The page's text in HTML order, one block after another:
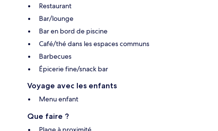
Restaurant
Bar/lounge
Bar en bord de piscine
Café/thé dans les espaces communs
Barbecues
Épicerie fine/snack bar
Voyage avec les enfants
Menu enfant
Que faire ?